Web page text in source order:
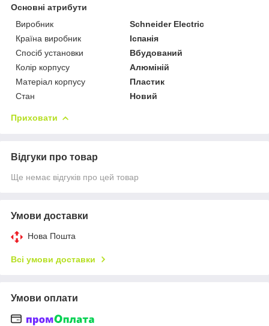
Основні атрибути
Виробник
Schneider Electric
Країна виробник
Іспанія
Спосіб установки
Вбудований
Колір корпусу
Алюміній
Матеріал корпусу
Пластик
Стан
Новий
Приховати
Відгуки про товар
Ще немає відгуків про цей товар
Умови доставки
Нова Пошта
Всі умови доставки
Умови оплати